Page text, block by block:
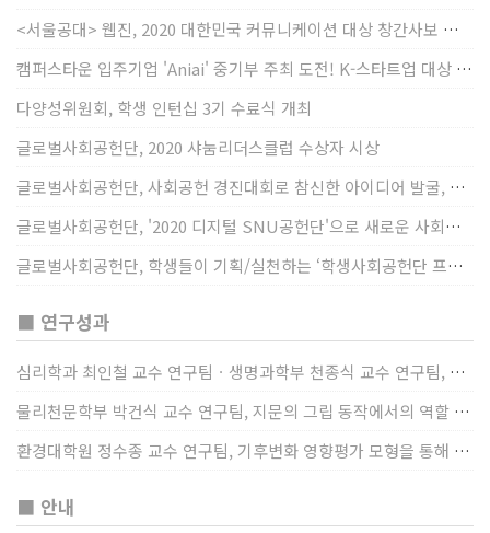
<서울공대> 웹진, 2020 대한민국 커뮤니케이션 대상 창간사보 부문 최우수상 선정
캠퍼스타운 입주기업 'Aniai' 중기부 주최 도전! K-스타트업 대상 수상
다양성위원회, 학생 인턴십 3기 수료식 개최
글로벌사회공헌단, 2020 샤눔리더스클럽 수상자 시상
글로벌사회공헌단, 사회공헌 경진대회로 참신한 아이디어 발굴, 지원
글로벌사회공헌단, '2020 디지털 SNU공헌단'으로 새로운 사회공헌에 도전
글로벌사회공헌단, 학생들이 기획/실천하는 ‘학생사회공헌단 프로젝트’ 진행
■ 연구성과
심리학과 최인철 교수 연구팀ㆍ생명과학부 천종식 교수 연구팀, 장내 마이크로바이옴과 정서적 웰빙간 관계 규명
물리천문학부 박건식 교수 연구팀, 지문의 그립 동작에서의 역할 및 원리 규명
환경대학원 정수종 교수 연구팀, 기후변화 영향평가 모형을 통해 기후변화에 따른 급격한 토양수분의 감소가 발생하는 지역과 시간을 규명
■ 안내